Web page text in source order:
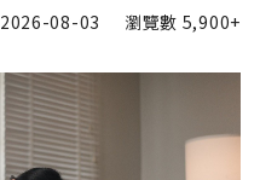
2026-08-03 瀏覽數 5,900+